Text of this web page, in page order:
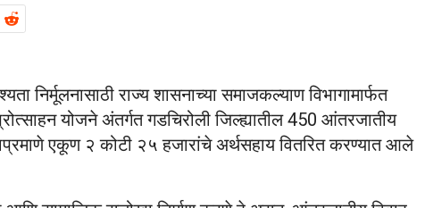
निर्मूलनासाठी राज्य शासनाच्या समाजकल्याण विभागामार्फत
योजने अंतर्गत गडचिरोली जिल्ह्यातील 450 आंतरजातीय
एकूण २ कोटी २५ हजारांचे अर्थसहाय वितरित करण्यात आले